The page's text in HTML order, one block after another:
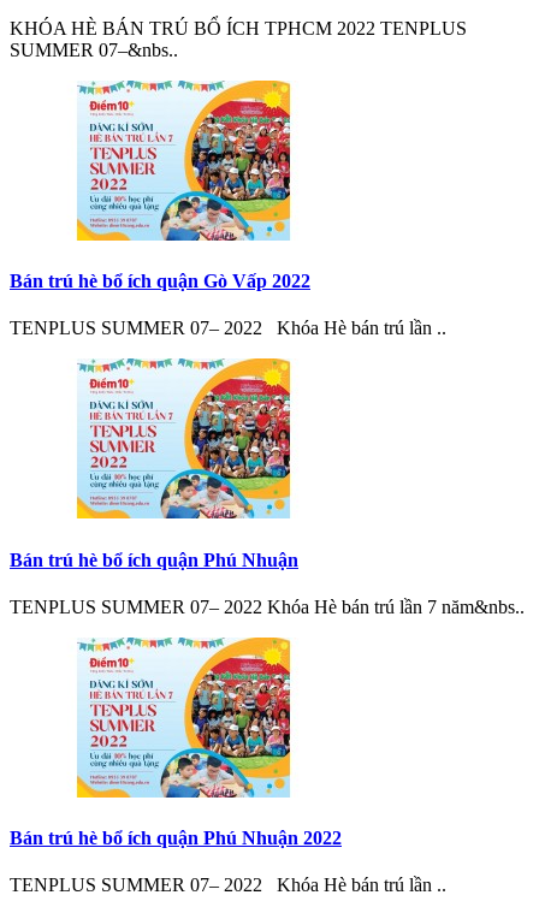
KHÓA HÈ BÁN TRÚ BỔ ÍCH TPHCM 2022 TENPLUS
SUMMER 07–&nbs..
Bán trú hè bổ ích quận Gò Vấp 2022
TENPLUS SUMMER 07– 2022 Khóa Hè bán trú lần ..
Bán trú hè bổ ích quận Phú Nhuận
TENPLUS SUMMER 07– 2022 Khóa Hè bán trú lần 7 năm&nbs..
Bán trú hè bổ ích quận Phú Nhuận 2022
TENPLUS SUMMER 07– 2022 Khóa Hè bán trú lần ..